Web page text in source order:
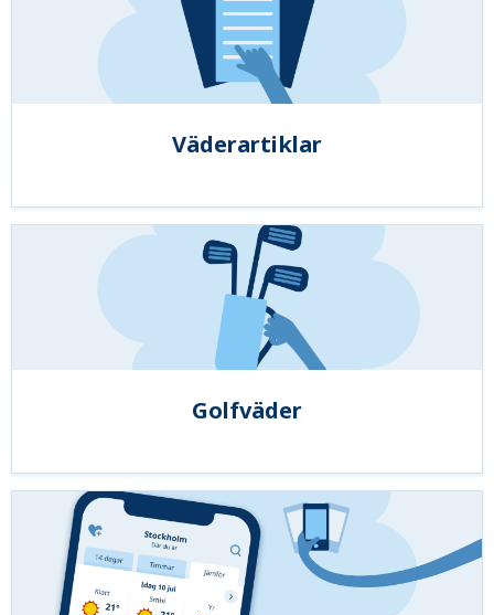
Väderartiklar
Golfväder